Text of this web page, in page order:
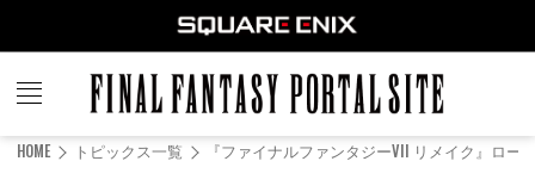
FINAL
FANTASY
HOME トピックス一覧 『ファイナルファンタジーVII リメイク』ロ